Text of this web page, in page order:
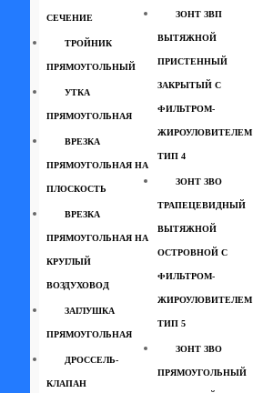
СЕЧЕНИЕ
ТРОЙНИК
ПРЯМОУГОЛЬНЫЙ
УТКА
ПРЯМОУГОЛЬНАЯ
ВРЕЗКА
ПРЯМОУГОЛЬНАЯ НА
ПЛОСКОСТЬ
ВРЕЗКА
ПРЯМОУГОЛЬНАЯ НА
КРУГЛЫЙ
ВОЗДУХОВОД
ЗАГЛУШКА
ПРЯМОУГОЛЬНАЯ
ДРОССЕЛЬ-
КЛАПАН
ЗОНТ ЗВП
ВЫТЯЖНОЙ
ПРИСТЕННЫЙ
ЗАКРЫТЫЙ С
ФИЛЬТРОМ-
ЖИРОУЛОВИТЕЛЕМ
ТИП 4
ЗОНТ ЗВО
ТРАПЕЦЕВИДНЫЙ
ВЫТЯЖНОЙ
ОСТРОВНОЙ С
ФИЛЬТРОМ-
ЖИРОУЛОВИТЕЛЕМ
ТИП 5
ЗОНТ ЗВО
ПРЯМОУГОЛЬНЫЙ